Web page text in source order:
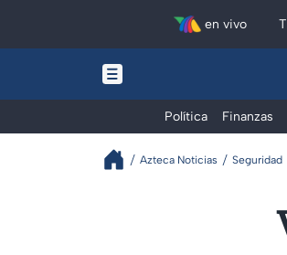
en vivo
Política Finanzas
Azteca Noticias Seguridad